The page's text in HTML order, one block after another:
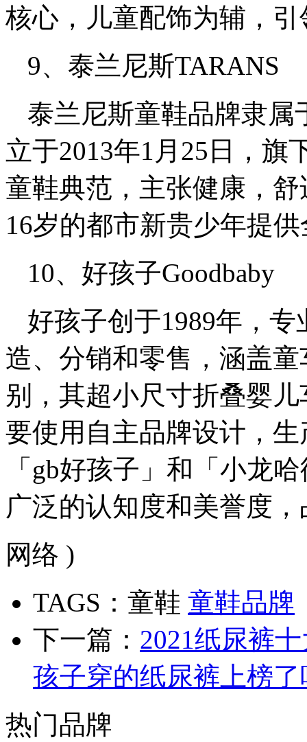
核心，儿童配饰为辅，
9、泰兰尼斯TARANS
泰兰尼斯童鞋品牌隶属
立于2013年1月25日，旗
童鞋典范，主张健康，
16岁的都市新贵少年提
10、好孩子Goodbaby
好孩子创于1989年，
造、分销和零售，涵盖
别，其超小尺寸折叠婴
要使用自主品牌设计，
「gb好孩子」和「小龙
广泛的认知度和美誉度
网络 )
TAGS：童鞋 童鞋品牌
下一篇： 2021纸尿裤
孩子穿的纸尿裤上榜了
热门品牌